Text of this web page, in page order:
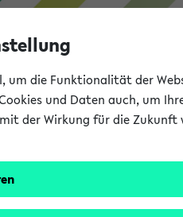
um die Funktionalität der
und Daten auch, um
der Wirkung für die